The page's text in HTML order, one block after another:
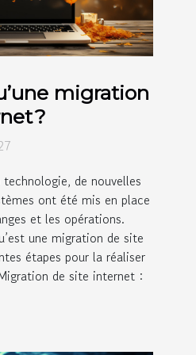
migration
?
de nouvelles
ont été mis en place
et les opérations.
une migration de site
étapes pour la réaliser
de site internet :